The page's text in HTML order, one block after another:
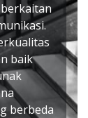
baik
berbeda